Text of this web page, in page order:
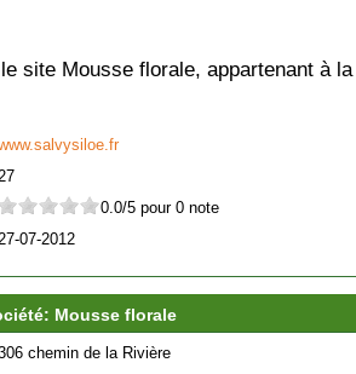
site Mousse florale, appartenant à
0.0/5 pour 0 note
07-2012
Mousse florale
chemin de la Rivière